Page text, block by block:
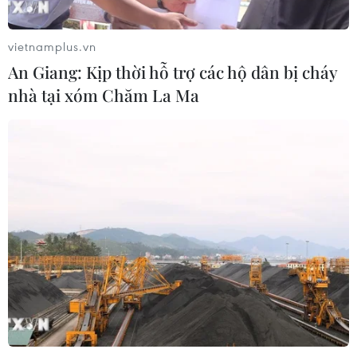
Iran ra điều kiện gì với Mỹ
trước khi mở lại Eo biển Hormuz?
03/08/2026 16:12
Làn sóng người Israel di cư ra nước
ngoài vẫn ở mức kỷ lục
03/08/2026 11:32
Tín hiệu tích cực đối với tiến trình
vietnamplus.vn
An Giang: Kịp thời hỗ trợ các hộ dân bị cháy
nhà tại xóm Chăm La Ma